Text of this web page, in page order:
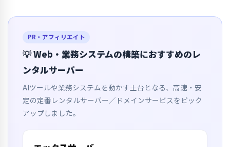
PR・アフィリエイト
💡 Web・業務システムの構築におすすめのレ
ンタルサーバー
AIツールや業務システムを動かす土台となる、高速・安
定の定番レンタルサーバー／ドメインサービスをピック
アップしました。